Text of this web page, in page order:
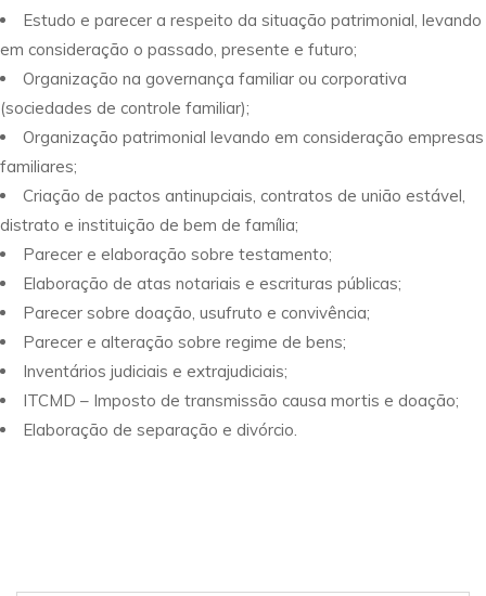
Estudo e parecer a respeito da situação patrimonial, levando
em consideração o passado, presente e futuro;
Organização na governança familiar ou corporativa
(sociedades de controle familiar);
Organização patrimonial levando em consideração empresas
familiares;
Criação de pactos antinupciais, contratos de união estável,
distrato e instituição de bem de família;
Parecer e elaboração sobre testamento;
Elaboração de atas notariais e escrituras públicas;
Parecer sobre doação, usufruto e convivência;
Parecer e alteração sobre regime de bens;
Inventários judiciais e extrajudiciais;
ITCMD – Imposto de transmissão causa mortis e doação;
Elaboração de separação e divórcio.